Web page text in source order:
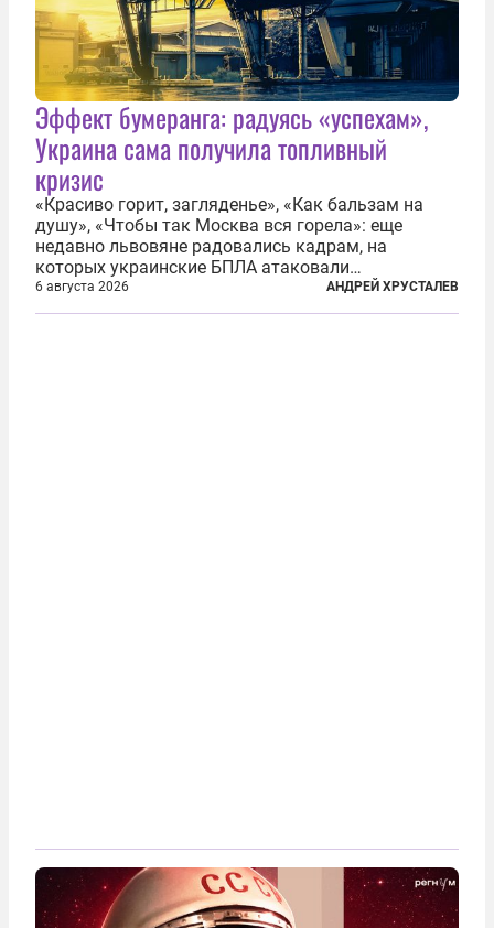
Эффект бумеранга: радуясь «успехам»,
Украина сама получила топливный
кризис
«Красиво горит, загляденье», «Как бальзам на
душу», «Чтобы так Москва вся горела»: еще
недавно львовяне радовались кадрам, на
которых украинские БПЛА атаковали
нефтеперерабатывающие предприятия России. В
скором времени оказалось, что в «эту игру можно
6 августа 2026 АНДРЕЙ ХРУСТАЛЕВ